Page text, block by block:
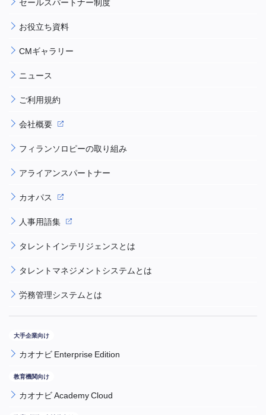
お役立ち資料
CMギャラリー
ニュース
ご利用規約
会社概要
フィランソロピーの取り組み
アライアンスパートナー
カオパス
人事用語集
タレントインテリジェンスとは
タレントマネジメントシステムとは
労務管理システムとは
カオナビ Enterprise Edition
カオナビ Academy Cloud